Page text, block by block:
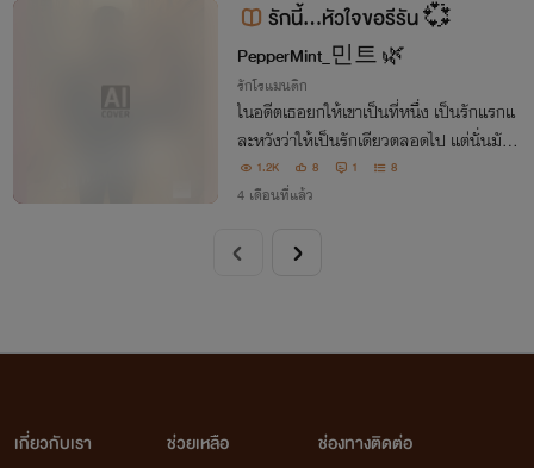
รักนี้…หัวใจขอรีรัน 💞
PepperMint_민트 🌿
รักโรแมนติก
ในอดีตเธอยกให้เขาเป็นที่หนึ่ง เป็นรักแรกแ
ละหวังว่าให้เป็นรักเดียวตลอดไป แต่นั่นมันคื
ออดีต…อดีตที่เธอไม่มีวันลืม ต่อให้อยากลืม
แค่ไหนก็ตาม
1.2K 8 1 8
4 เดือนที่แล้ว
เกี่ยวกับเรา
ช่วยเหลือ
ช่องทางติดต่อ